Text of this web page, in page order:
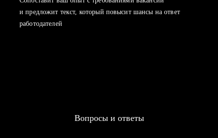
и предложит текст, который повысит шансы на ответ
работодателей
Вопросы и ответы